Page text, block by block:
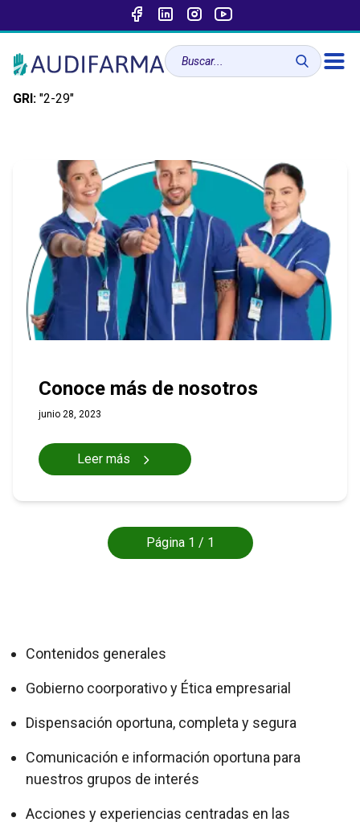
GRI: "2-29"
Conoce más de nosotros
junio 28, 2023
Leer más
Página 1 / 1
Contenidos generales
Gobierno coorporativo y Ética empresarial
Dispensación oportuna, completa y segura
Comunicación e información oportuna para
nuestros grupos de interés
Acciones y experiencias centradas en las